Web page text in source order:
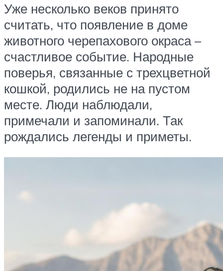
Уже несколько веков принято
считать, что появление в доме
животного черепахового окраса –
счастливое событие. Народные
поверья, связанные с трехцветной
кошкой, родились не на пустом
месте. Люди наблюдали,
примечали и запоминали. Так
рождались легенды и приметы.